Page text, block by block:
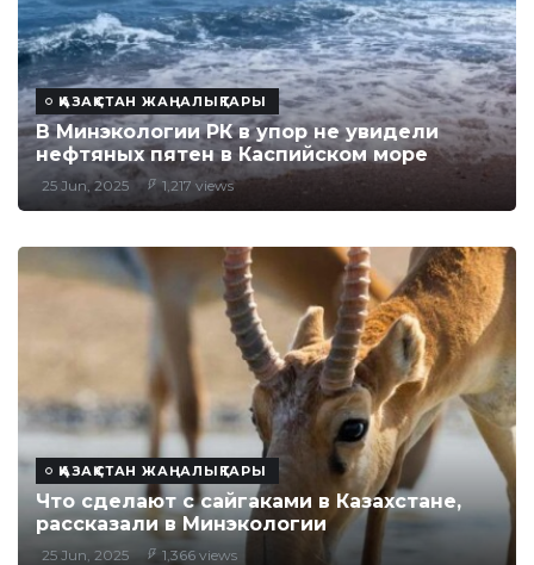
ҚАЗАҚСТАН ЖАҢАЛЫҚТАРЫ
В Минэкологии РК в упор не увидели
нефтяных пятен в Каспийском море
25 Jun, 2025 1,217 views
ҚАЗАҚСТАН ЖАҢАЛЫҚТАРЫ
Что сделают с сайгаками в Казахстане,
рассказали в Минэкологии
25 Jun, 2025 1,366 views